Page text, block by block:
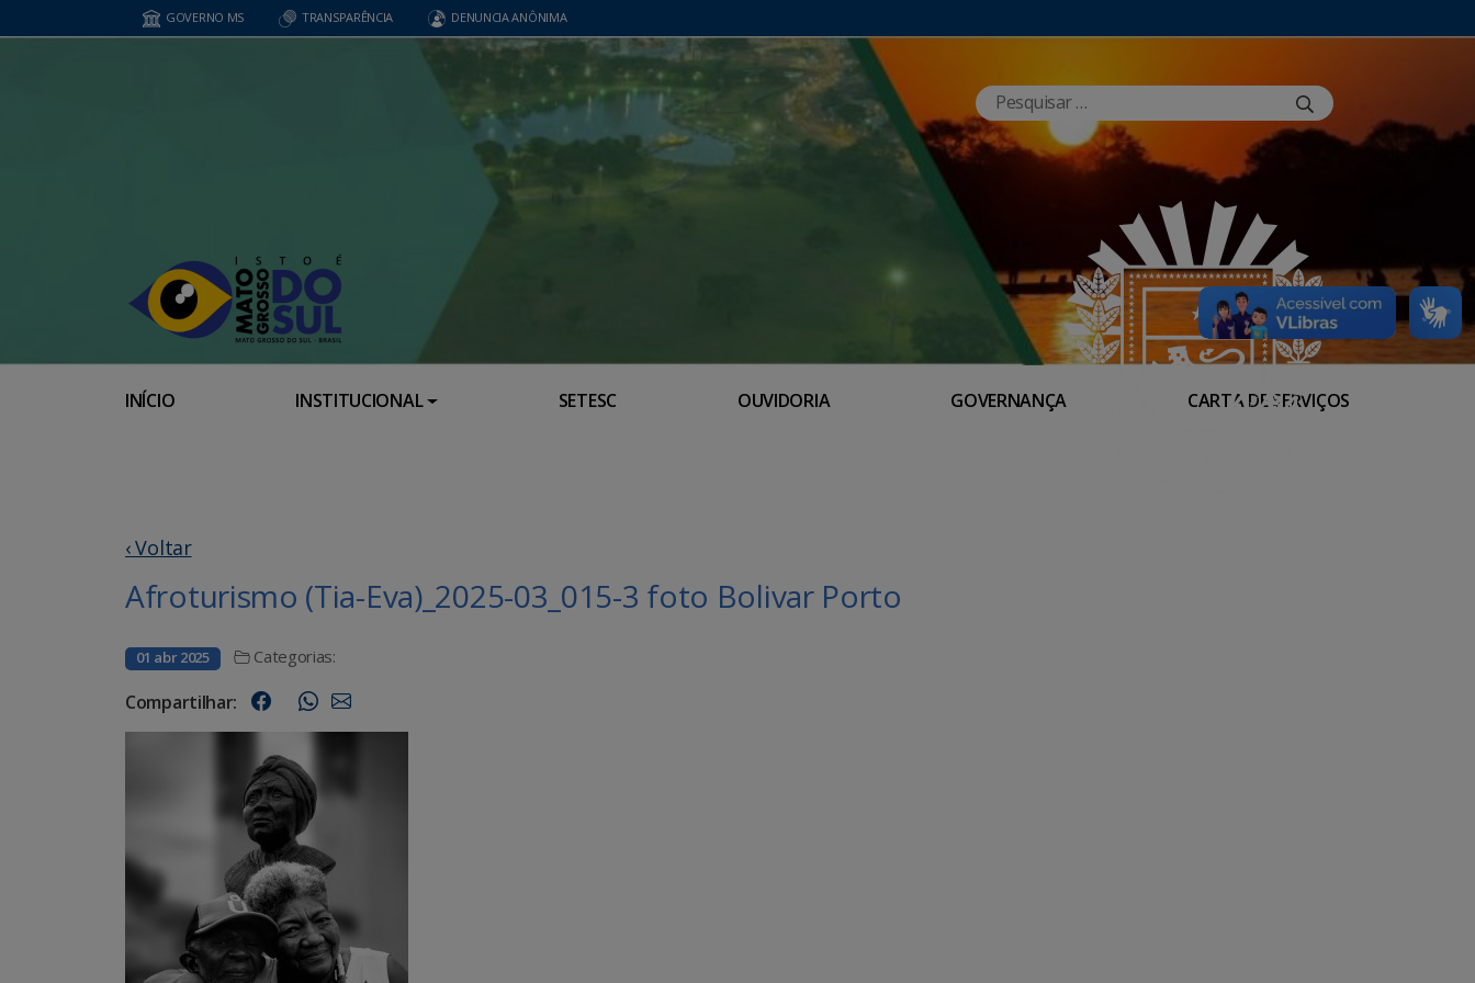
GOVERNO MS TRANSPARÊNCIA DENUNCIA ANÔNIMA
INÍCIO INSTITUCIONAL SETESC OUVIDORIA GOVERNANÇA CARTA DE SERVIÇOS
‹ Voltar
Afroturismo (Tia-Eva)_2025-03_015-3 foto Bolivar Porto
01 abr 2025 Categorias:
Compartilhar: